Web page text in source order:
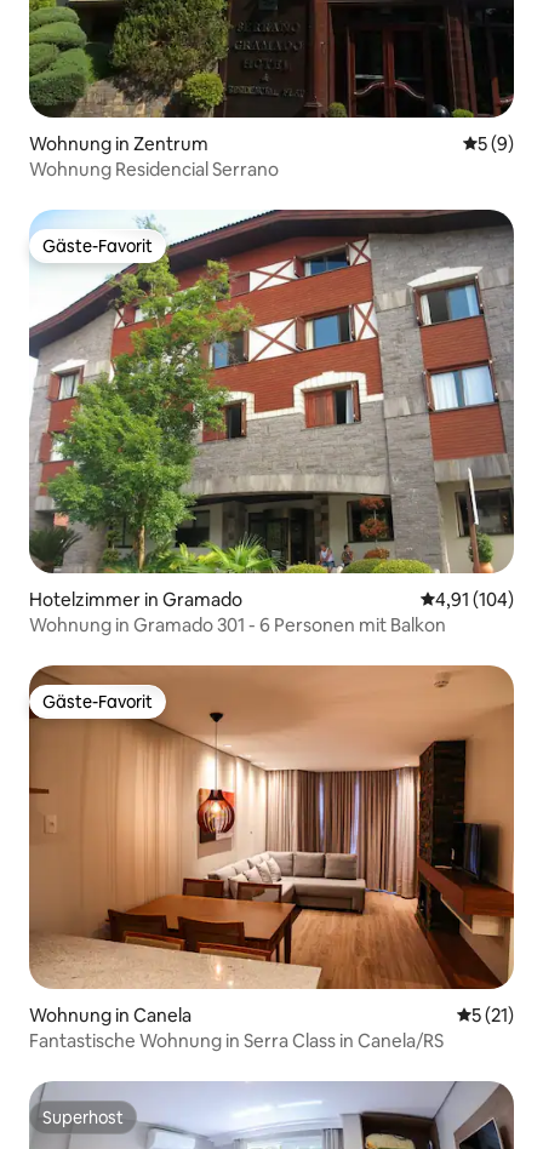
Wohnung in Zentrum
5 (9)
Wohnung Residencial Serrano
Gäste-Favorit
Gäste-Favorit
Hotelzimmer in Gramado
4,91 (104)
Wohnung in Gramado 301 - 6 Personen mit Balkon
Gäste-Favorit
Gäste-Favorit
Wohnung in Canela
5 (21)
Fantastische Wohnung in Serra Class in Canela/RS
Superhost
Superhost